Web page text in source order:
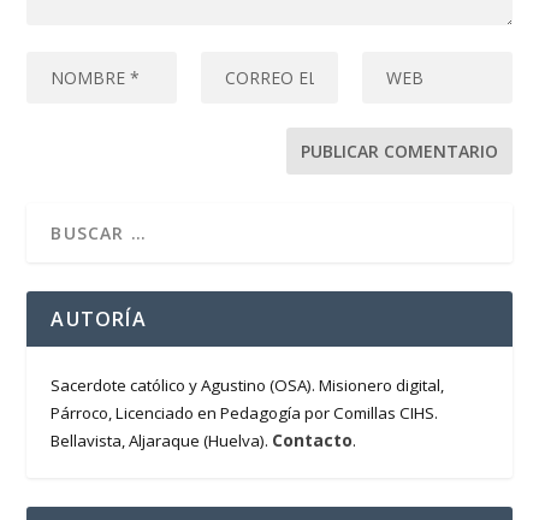
AUTORÍA
Sacerdote católico y Agustino (OSA). Misionero digital,
Párroco, Licenciado en Pedagogía por Comillas CIHS.
Bellavista, Aljaraque (Huelva). Contacto.